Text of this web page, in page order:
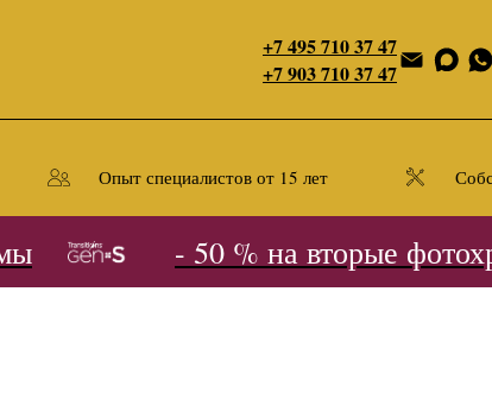
+7 495 710 37 47
+7 903 710 37 47
Опыт специалистов от 15 лет
- 50 % на вторые